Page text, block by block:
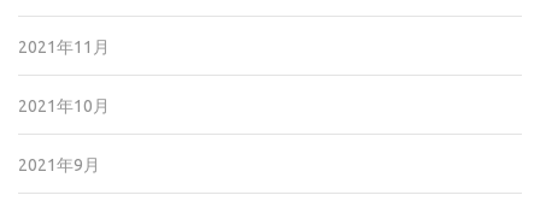
2021年11月
2021年10月
2021年9月